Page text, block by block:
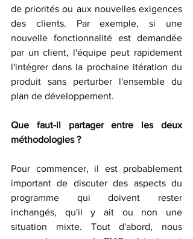
de priorités ou aux nouvelles exigences
des clients. Par exemple, si une
nouvelle fonctionnalité est demandée
par un client, l'équipe peut rapidement
l'intégrer dans la prochaine itération du
produit sans perturber l'ensemble du
plan de développement.
Que faut-il partager entre les deux
méthodologies ?
Pour commencer, il est probablement
important de discuter des aspects du
programme qui doivent rester
inchangés, qu'il y ait ou non une
situation mixte. Tout d'abord, nous